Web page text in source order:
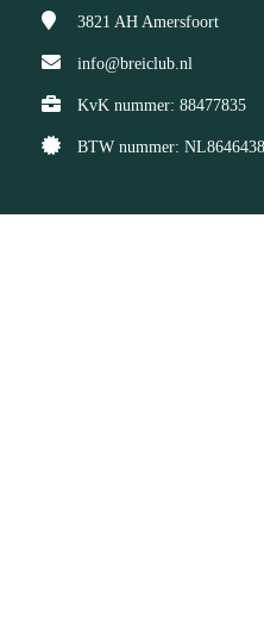
3821 AH Amersfoort
info@breiclub.nl
KvK nummer: 88477835
BTW nummer: